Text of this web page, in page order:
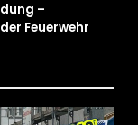
–
Feuerwehr